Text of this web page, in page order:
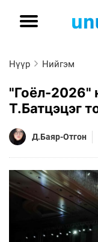
Нүүр Нийгэм
"Гоёл-2026"
Т.Батцэцэг
Д.Баяр-Отгон